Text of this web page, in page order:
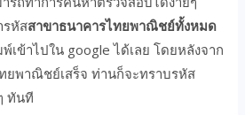
รหัสสาขาธนาคารไทยพาณิชย์ทั้งหมด
เข้าไปใน google ได้เลย โดยหลังจาก
ยพาณิชย์เสร็จ ท่านก็จะทราบรหัส
ทันที